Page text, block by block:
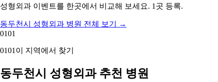
성형외과 이벤트를 한곳에서 비교해 보세요. 1곳 등록.
동두천시 성형외과 병원 전체 보기
→
0101
0101 이 지역에서 찾기
동두천시 성형외과 추천 병원